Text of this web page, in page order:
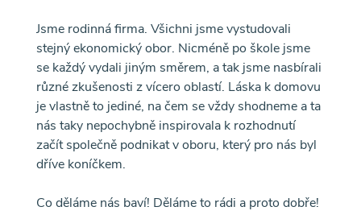
Jsme rodinná firma. Všichni jsme vystudovali
stejný ekonomický obor. Nicméně po škole jsme
se každý vydali jiným směrem, a tak jsme nasbírali
různé zkušenosti z vícero oblastí. Láska k domovu
je vlastně to jediné, na čem se vždy shodneme a ta
nás taky nepochybně inspirovala k rozhodnutí
začít společně podnikat v oboru, který pro nás byl
dříve koníčkem.
Co děláme nás baví! Děláme to rádi a proto dobře!